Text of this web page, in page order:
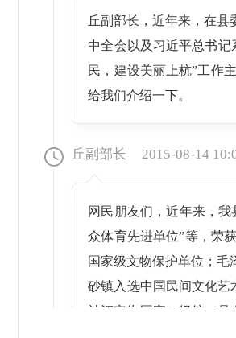
丘副部长，近年来，在
中全会以及习近平总书
民，建设美丽上杭”工作
给我们介绍一下。
丘副部长 2015-08-14
网民朋友们，近年来，我
众体育先进单位”等，荣
国家级文物保护单位；毛
砂镇入选中国民间文化艺
被评定为国家二级馆（是